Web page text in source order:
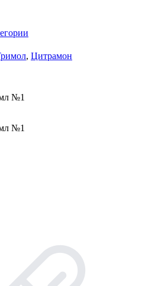
, Цитрамон
№1
№1